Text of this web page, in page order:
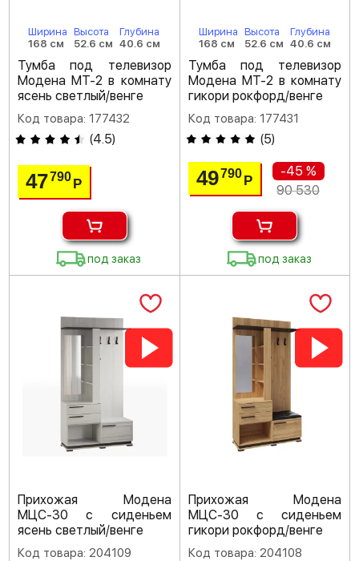
Ширина
168 см
Высота
52.6 см
Глубина
40.6 см
Тумба под телевизор
Модена МТ-2 в комнату
ясень светлый/венге
Код товара: 177432
(4.5)
47790Р
под заказ
Ширина
168 см
Высота
52.6 см
Глубина
40.6 см
Тумба под телевизор
Модена МТ-2 в комнату
гикори рокфорд/венге
Код товара: 177431
(5)
49790 Р
-45 %
90 530
под заказ
Прихожая Модена
МЦС-30 с сиденьем
ясень светлый/венге
Код товара: 204109
Прихожая Модена
МЦС-30 с сиденьем
гикори рокфорд/венге
Код товара: 204108